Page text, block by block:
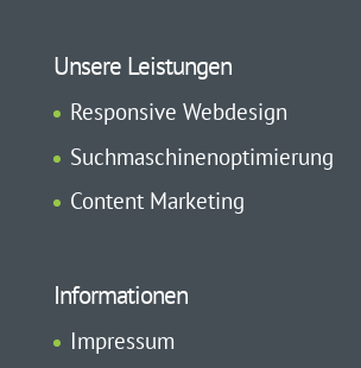
Unsere Leistungen
Responsive Webdesign
Suchmaschinenoptimierung
Content Marketing
Informationen
Impressum